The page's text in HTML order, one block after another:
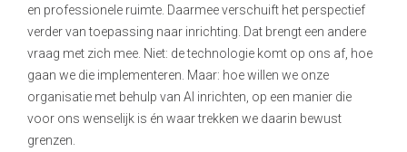
en professionele ruimte. Daarmee verschuift het perspectief
verder van toepassing naar inrichting. Dat brengt een andere
vraag met zich mee. Niet: de technologie komt op ons af, hoe
gaan we die implementeren. Maar: hoe willen we onze
organisatie met behulp van AI inrichten, op een manier die
voor ons wenselijk is én waar trekken we daarin bewust
grenzen.